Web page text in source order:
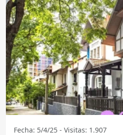
Fecha: 5/4/25 - Visitas: 1.907